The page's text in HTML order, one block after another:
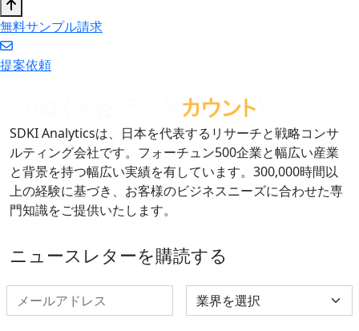
無料サンプル請求
提案依頼
SDKI Analyticsは、日本を代表するリサーチと戦略コンサ
ルティング会社です。フォーチュン500企業と幅広い産業
と背景を持つ幅広い実績を有しています。300,000時間以
上の経験に基づき、お客様のビジネスニーズに合わせた専
門知識をご提供いたします。
ニュースレターを購読する
Select Industry